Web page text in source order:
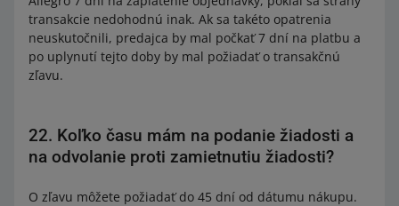
transakcie nedohodnú inak. Ak sa takéto opatrenia
neuskutočnili, predajca by mal počkať 7 dní na platbu a
po uplynutí tejto doby by mal požiadať o transakčnú
zľavu.
22. Koľko času mám na podanie žiadosti a
na odvolanie proti zamietnutiu žiadosti?
O zľavu môžete požiadať do 45 dní od dátumu nákupu.